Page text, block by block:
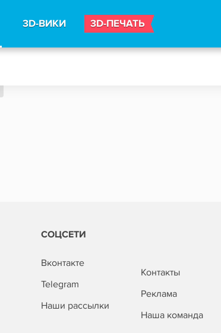
3D-ВИКИ 3D-ПЕЧАТЬ
СОЦСЕТИ
Вконтакте
Telegram
Наши рассылки
Контакты
Реклама
Наша команда